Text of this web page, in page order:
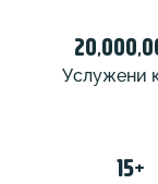
Услужени
15+